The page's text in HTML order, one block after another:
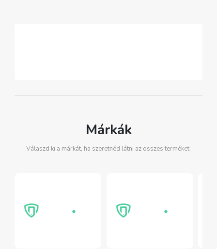
Márkák
Válaszd ki a márkát, ha szeretnéd látni az összes terméket.